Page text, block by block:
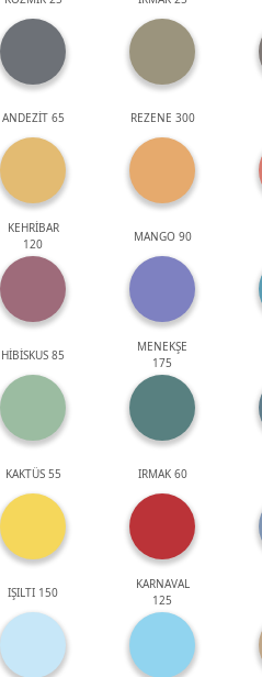
ANDEZİT 65 REZENE 300
KEHRİBAR
120
MANGO 90
HİBİSKUS 85
MENEKŞE
175
KAKTÜS 55 IRMAK 60
IŞILTI 150
KARNAVAL
125